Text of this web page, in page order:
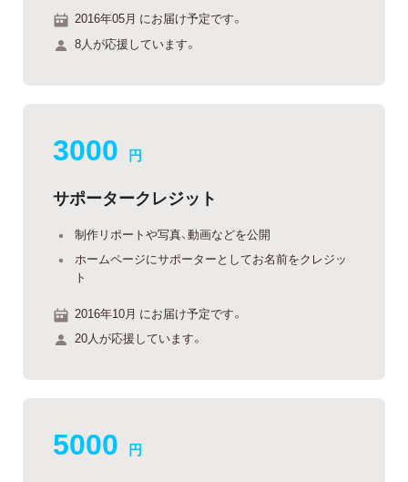
2016年05月 にお届け予定です。
8人が応援しています。
3000 円
サポータークレジット
制作リポートや写真、動画などを公開
ホームページにサポーターとしてお名前をクレジッ
ト
2016年10月 にお届け予定です。
20人が応援しています。
5000 円